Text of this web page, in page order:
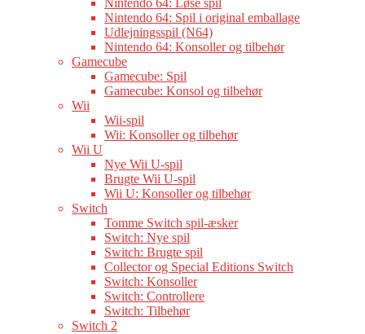
Nintendo 64: Løse spil
Nintendo 64: Spil i original emballage
Udlejningsspil (N64)
Nintendo 64: Konsoller og tilbehør
Gamecube
Gamecube: Spil
Gamecube: Konsol og tilbehør
Wii
Wii-spil
Wii: Konsoller og tilbehør
Wii U
Nye Wii U-spil
Brugte Wii U-spil
Wii U: Konsoller og tilbehør
Switch
Tomme Switch spil-æsker
Switch: Nye spil
Switch: Brugte spil
Collector og Special Editions Switch
Switch: Konsoller
Switch: Controllere
Switch: Tilbehør
Switch 2